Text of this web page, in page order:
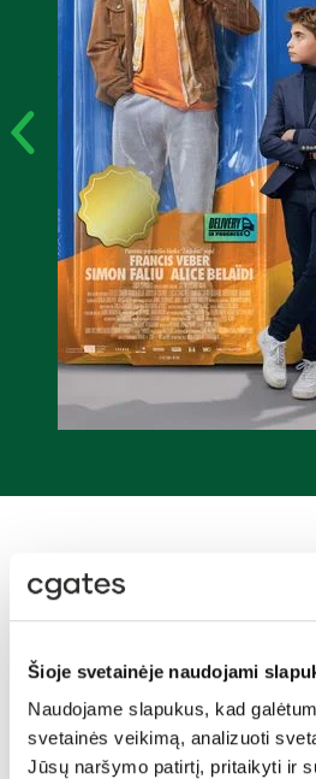
Šioje svetainėje naudojami
Naudojame slapukus, kad
svetainės veikimą, analizuoti
Jūsų naršymo patirtį, pritaikyti ir
45 TV KANALAI